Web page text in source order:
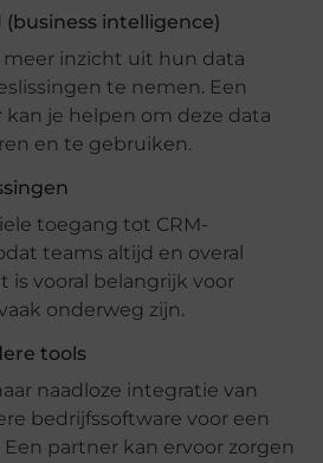
(business intelligence)
meer inzicht uit hun data
te nemen. Een
kan je helpen om deze data
en te gebruiken.
toegang tot CRM-
teams altijd en overal
is vooral belangrijk voor
onderweg zijn.
tools
naadloze integratie van
bedrijfssoftware voor een
partner kan ervoor zorgen